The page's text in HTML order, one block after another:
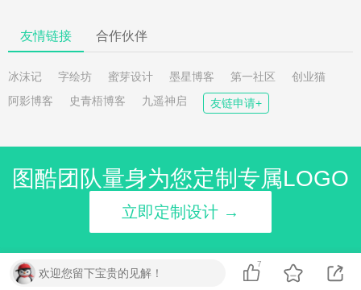
友情链接 合作伙伴
冰沫记 字绘坊 蜜芽设计 墨星博客 第一社区
创业猫
阿影博客
史青梧博客 九遥神启 友链申请+
图酷团队量身为您定制专属LOGO
立即定制设计 →
欢迎您留下宝贵的见解！
7